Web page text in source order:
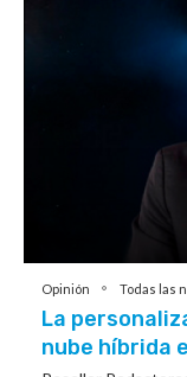
Opinión Todas las
La
nube híbrida